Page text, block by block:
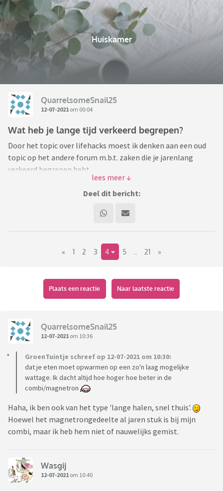
Huiskamer
QuarrelsomeSnail25
12-07-2021 om 00:04
Wat heb je lange tijd verkeerd begrepen?
Door het topic over lifehacks moest ik denken aan een oud
topic op het andere forum m.b.t. zaken die je jarenlang
verkeerd begrepen hebt.
Ik trap af met iets wat ik daar geleerd heb. De Duitse crimi-
zou heten (zoals Derrick in de gelijknamige serie).
Maar de serie zou letterlijk vertaald 'Daad Plaats' heten.
Oftewel plaats delict of crime scene. TAT ORT dus!
'oooh, wat stom'-reacties verschijnen!
Deel dit bericht:
« 1 2 3 4 5 21 »
Plaats een reactie Naar laatste reactie
QuarrelsomeSnail25
12-07-2021 om 10:36
GroenTuintje schreef op 12-07-2021 om 10:30:
dat je eten moet opwarmen op een zo'n laag mogelijke
wattage. Ik dacht altijd hoe hoger hoe beter in de
combi/magnetron
Haha, ik ben ook van het type 'lange halen, snel thuis'.
Hoewel het magnetrongedeelte al jaren stuk is bij mijn
combi, maar ik heb hem niet of nauwelijks gemist.
Wasgij
12-07-2021 om 10:40